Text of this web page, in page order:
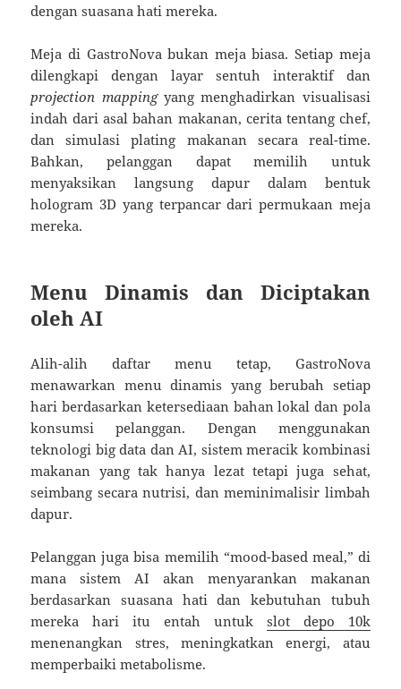
dengan suasana hati mereka.
Meja di GastroNova bukan meja biasa. Setiap meja
dilengkapi dengan layar sentuh interaktif dan
projection mappingyang menghadirkan visualisasi
indah dari asal bahan makanan, cerita tentang chef,
dan simulasi plating makanan secara real-time.
Bahkan, pelanggan dapat memilih untuk
menyaksikan langsung dapur dalam bentuk
hologram 3D yang terpancar dari permukaan meja
mereka.
Menu Dinamis dan Diciptakan
oleh AI
Alih-alih daftar menu tetap, GastroNova
menawarkan menu dinamis yang berubah setiap
hari berdasarkan ketersediaan bahan lokal dan pola
konsumsi pelanggan. Dengan menggunakan
teknologi big data dan AI, sistem meracik kombinasi
makanan yang tak hanya lezat tetapi juga sehat,
seimbang secara nutrisi, dan meminimalisir limbah
dapur.
Pelanggan juga bisa memilih “mood-based meal,” di
mana sistem AI akan menyarankan makanan
berdasarkan suasana hati dan kebutuhan tubuh
mereka hari itu entah untuk slot depo 10k
menenangkan stres, meningkatkan energi, atau
memperbaiki metabolisme.